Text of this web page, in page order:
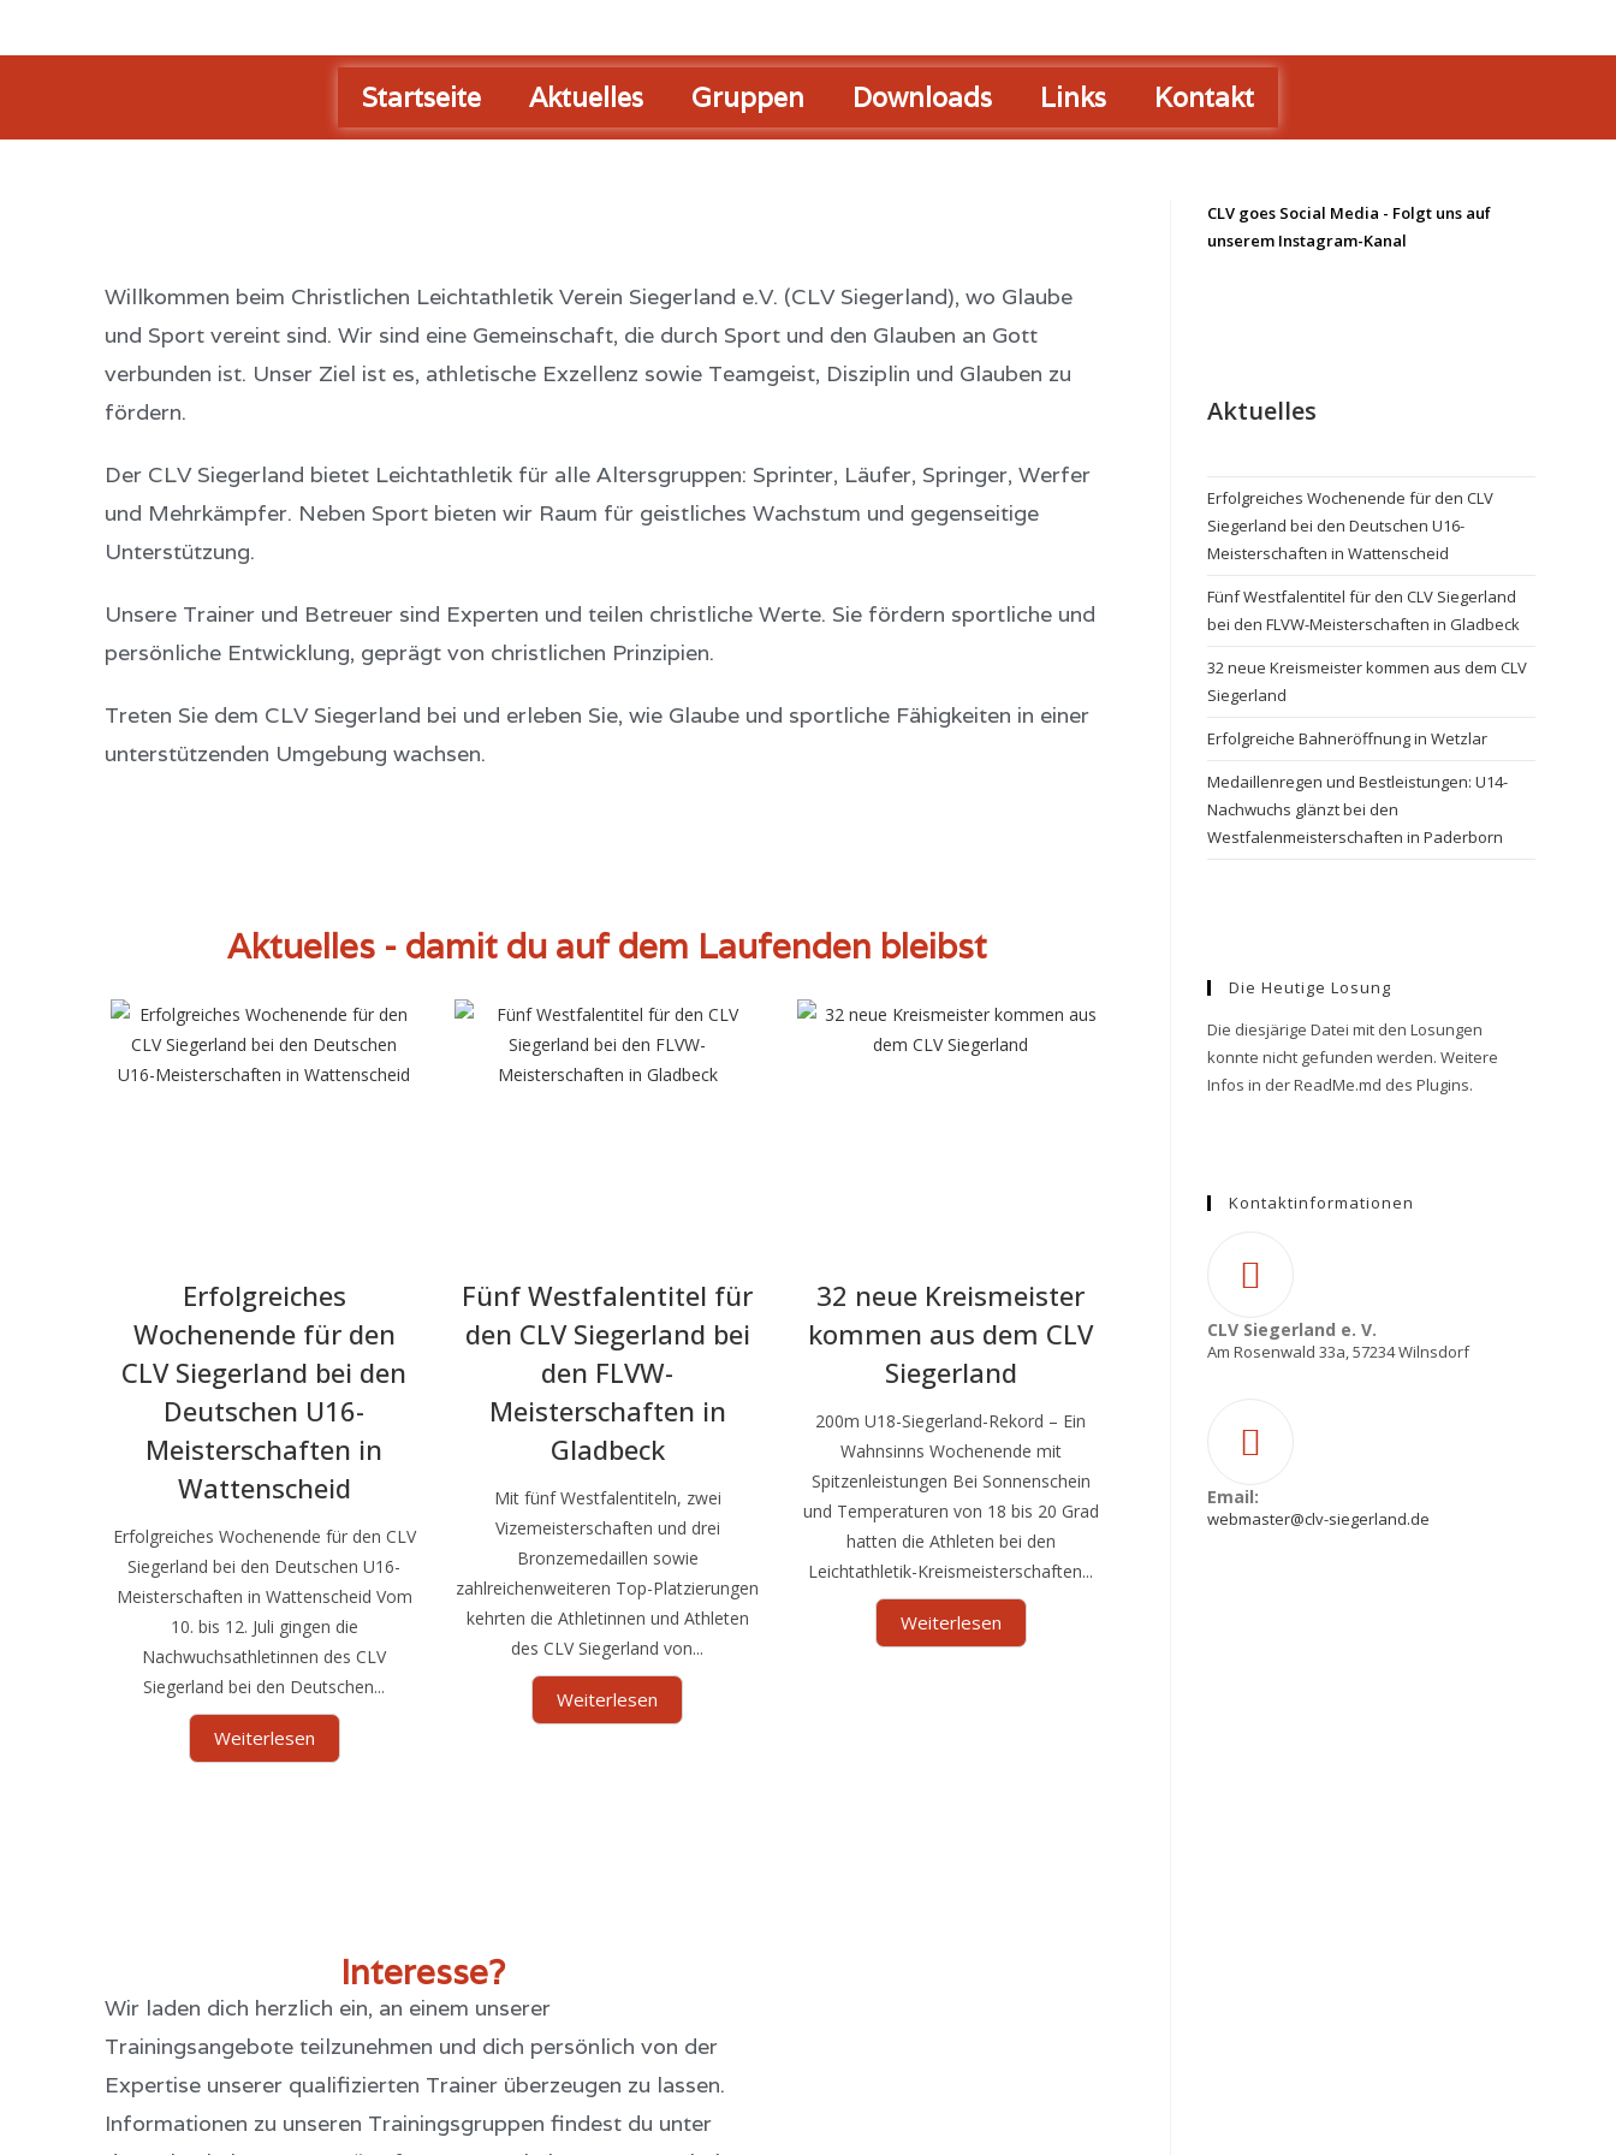
Startseite Aktuelles Gruppen Downloads Links Kontakt
Willkommen beim Christlichen Leichtathletik Verein Siegerland e.V. (CLV Siegerland), wo Glaube
und Sport vereint sind. Wir sind eine Gemeinschaft, die durch Sport und den Glauben an Gott
verbunden ist. Unser Ziel ist es, athletische Exzellenz sowie Teamgeist, Disziplin und Glauben zu
fördern.
Der CLV Siegerland bietet Leichtathletik für alle Altersgruppen: Sprinter, Läufer, Springer, Werfer
und Mehrkämpfer. Neben Sport bieten wir Raum für geistliches Wachstum und gegenseitige
Unterstützung.
Unsere Trainer und Betreuer sind Experten und teilen christliche Werte. Sie fördern sportliche und
persönliche Entwicklung, geprägt von christlichen Prinzipien.
Treten Sie dem CLV Siegerland bei und erleben Sie, wie Glaube und sportliche Fähigkeiten in einer
unterstützenden Umgebung wachsen.
Aktuelles - damit du auf dem Laufenden bleibst
Erfolgreiches
Wochenende für den
CLV Siegerland bei den
Deutschen U16-
Meisterschaften in
Wattenscheid
Erfolgreiches Wochenende für den CLV
Siegerland bei den Deutschen U16-
Meisterschaften in Wattenscheid Vom
10. bis 12. Juli gingen die
Nachwuchsathletinnen des CLV
Siegerland bei den Deutschen...
Weiterlesen
Fünf Westfalentitel für
den CLV Siegerland bei
den FLVW-
Meisterschaften in
Gladbeck
Mit fünf Westfalentiteln, zwei
Vizemeisterschaften und drei
Bronzemedaillen sowie
zahlreichenweiteren Top-Platzierungen
kehrten die Athletinnen und Athleten
des CLV Siegerland von...
Weiterlesen
32 neue Kreismeister
kommen aus dem CLV
Siegerland
200m U18-Siegerland-Rekord – Ein
Wahnsinns Wochenende mit
Spitzenleistungen Bei Sonnenschein
und Temperaturen von 18 bis 20 Grad
hatten die Athleten bei den
Leichtathletik-Kreismeisterschaften...
Weiterlesen
Interesse?
Wir laden dich herzlich ein, an einem unserer
Trainingsangebote teilzunehmen und dich persönlich von der
Expertise unserer qualifizierten Trainer überzeugen zu lassen.
Informationen zu unseren Trainingsgruppen findest du unter
CLV goes Social Media - Folgt uns auf
unserem Instagram-Kanal
Aktuelles
Erfolgreiches Wochenende für den CLV
Siegerland bei den Deutschen U16-
Meisterschaften in Wattenscheid
Fünf Westfalentitel für den CLV Siegerland
bei den FLVW-Meisterschaften in Gladbeck
32 neue Kreismeister kommen aus dem CLV
Siegerland
Erfolgreiche Bahneröffnung in Wetzlar
Medaillenregen und Bestleistungen: U14-
Nachwuchs glänzt bei den
Westfalenmeisterschaften in Paderborn
Die Heutige Losung
Die diesjärige Datei mit den Losungen
konnte nicht gefunden werden. Weitere
Infos in der ReadMe.md des Plugins.
Kontaktinformationen
CLV Siegerland e. V.
Am Rosenwald 33a, 57234 Wilnsdorf
Email:
webmaster@clv-siegerland.de